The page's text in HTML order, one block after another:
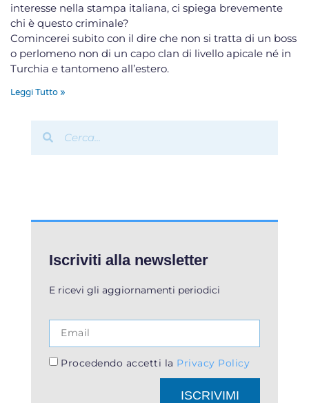
interesse nella stampa italiana, ci spiega brevemente
chi è questo criminale?
Comincerei subito con il dire che non si tratta di un boss
o perlomeno non di un capo clan di livello apicale né in
Turchia e tantomeno all’estero.
Leggi Tutto »
Iscriviti alla newsletter
E ricevi gli aggiornamenti periodici
Procedendo accetti la Privacy Policy
ISCRIVIMI